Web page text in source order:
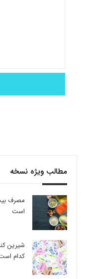
مطالب ویژه نسخه
است
شیرین
کدام